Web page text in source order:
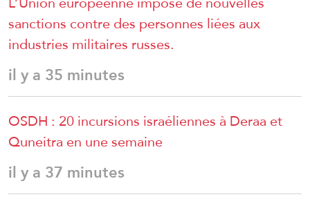
sanctions contre des personnes liées aux
industries militaires russes.
il y a 35 minutes
OSDH : 20 incursions israéliennes à Deraa et
Quneitra en une semaine
il y a 37 minutes